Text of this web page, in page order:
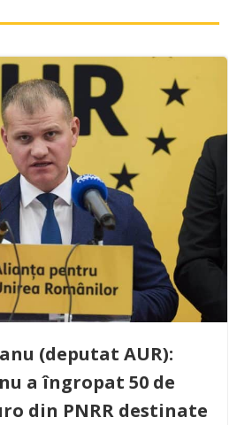
(deputat AUR):
a îngropat 50 de
din PNRR destinate